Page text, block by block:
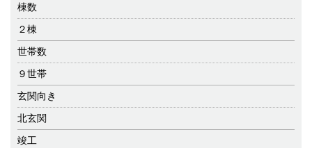
棟数
２棟
世帯数
９世帯
玄関向き
北玄関
竣工